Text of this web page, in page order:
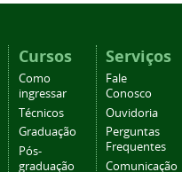
Cursos
Como
ingressar
Técnicos
Graduação
Pós-
graduação
Serviços
Fale
Conosco
Ouvidoria
Perguntas
Frequentes
Comunicação